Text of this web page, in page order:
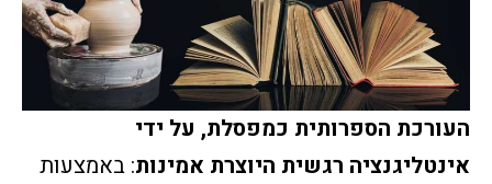
העורכת הספרותית כמפסלת, על ידי
אינטליגנציה רגשית היוצרת אמינות: באמצעות